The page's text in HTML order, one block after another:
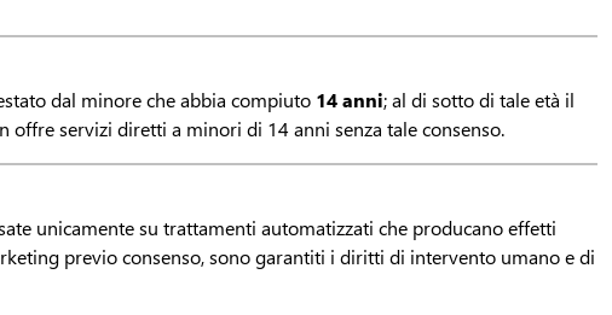
dal minore che abbia compiuto 14 anni; al di sotto di tale età il
offre servizi diretti a minori di 14 anni senza tale consenso.
unicamente su trattamenti automatizzati che producano effetti
previo consenso, sono garantiti i diritti di intervento umano e di